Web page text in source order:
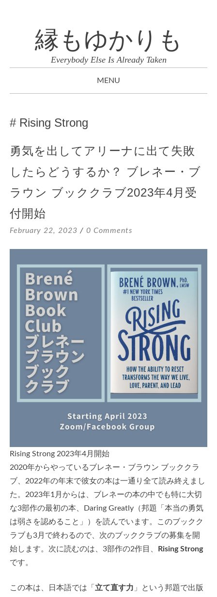
縁もゆかりも
Everybody Else Is Already Taken
MENU
CONTENT
Rising Strong
勇気を出してアリーナに出て失敗
したらどうするか？ ブレネー・ブ
ラウン ブッククラブ2023年4月受
付開始
February 22, 2023 0 Comments
Rising Strong 2023年4月開始
2020年からやっているブレネー・ブラウン ブッククラ
ブ、2022年の年末で彼女の本は一通り全て読み終えまし
た。2023年1月からは、ブレネーの本の中でも特に大切
な3部作の最初の本、Daring Greatly（邦題「本当の勇気
は弱さを認めること」）を読んでいます。このブックク
ラブも3月で終わるので、次のブッククラブの募集を開
始します。次に読むのは、3部作の2作目、
Rising Strong
です。
この本は、日本語では「 立て直す力 」という邦題で出版